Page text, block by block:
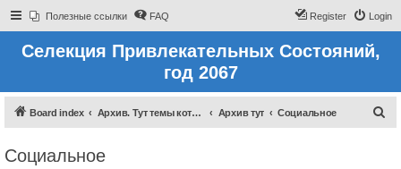
Полезные ссылки FAQ Login
Register
Селекция Привлекательных Состояний,
год 2067
Board index Архив. Тут темы которые были до 2022 года Архив тут Социальное
Социальное